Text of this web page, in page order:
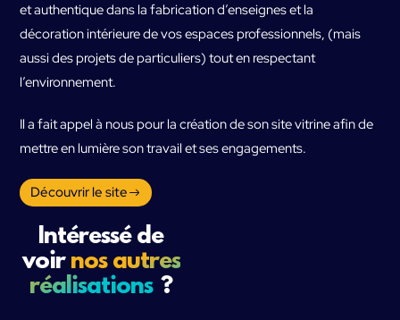
et authentique dans la fabrication d’enseignes et la
décoration intérieure de vos espaces professionnels, (mais
aussi des projets de particuliers) tout en respectant
l’environnement.
Il a fait appel à nous pour la création de son site vitrine afin de
mettre en lumière son travail et ses engagements.
Découvrir le site
Intéressé de
voir nos autres
réalisations ?